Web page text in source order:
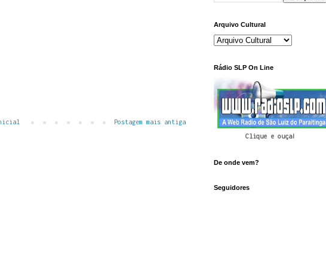
Postagem mais antiga
Arquivo Cultural
Rádio SLP On Line
Clique e ouça!
De onde vem?
Seguidores